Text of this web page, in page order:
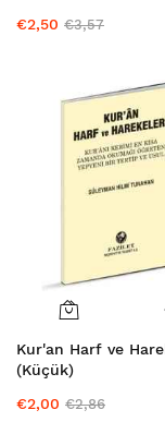
€2,50 €3,57
Kur'an Harf ve
(Küçük)
€2,00 €2,86